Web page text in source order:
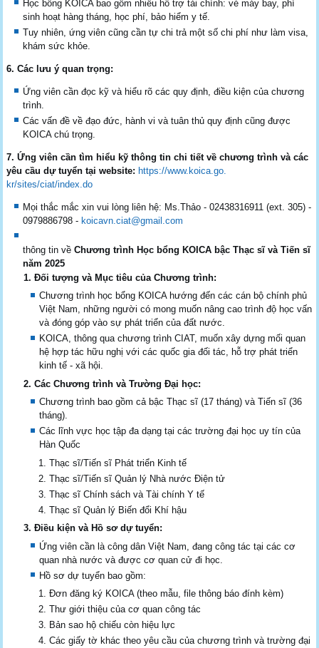
Học bổng KOICA bao gồm nhiều hỗ trợ tài chính: vé máy bay, phí
sinh hoạt hàng tháng, học phí, bảo hiểm y tế.
Tuy nhiên, ứng viên cũng cần tự chi trả một số chi phí như làm visa,
khám sức khỏe.
6. Các lưu ý quan trọng:
Ứng viên cần đọc kỹ và hiểu rõ các quy định, điều kiện của chương
trình.
Các vấn đề về đạo đức, hành vi và tuân thủ quy định cũng được
KOICA chú trọng.
7. Ứng viên cần tìm hiểu kỹ thông tin chi tiết về chương trình và các
yêu cầu dự tuyển tại website: https://www.koica.go.
kr/sites/ciat/index.do
Mọi thắc mắc xin vui lòng liên hệ: Ms.Thảo - 02438316911 (ext. 305) -
0979886798 - koicavn.ciat@gmail.com
thông tin vềChương trình Học bổng KOICA bậc Thạc sĩ và Tiến sĩ
năm 2025
1. Đối tượng và Mục tiêu của Chương trình:
Chương trình học bổng KOICA hướng đến các cán bộ chính phủ
Việt Nam, những người có mong muốn nâng cao trình độ học vấn
và đóng góp vào sự phát triển của đất nước.
KOICA, thông qua chương trình CIAT, muốn xây dựng mối quan
hệ hợp tác hữu nghị với các quốc gia đối tác, hỗ trợ phát triển
kinh tế - xã hội.
2. Các Chương trình và Trường Đại học:
Chương trình bao gồm cả bậc Thạc sĩ (17 tháng) và Tiến sĩ (36
tháng).
Các lĩnh vực học tập đa dạng tại các trường đại học uy tín của
Hàn Quốc
Thạc sĩ/Tiến sĩ Phát triển Kinh tế
Thạc sĩ/Tiến sĩ Quản lý Nhà nước Điện tử
Thạc sĩ Chính sách và Tài chính Y tế
Thạc sĩ Quản lý Biến đổi Khí hậu
3. Điều kiện và Hồ sơ dự tuyển:
Ứng viên cần là công dân Việt Nam, đang công tác tại các cơ
quan nhà nước và được cơ quan cử đi học.
Hồ sơ dự tuyển bao gồm:
Đơn đăng ký KOICA (theo mẫu, file thông báo đính kèm)
Thư giới thiệu của cơ quan công tác
Bản sao hộ chiếu còn hiệu lực
Các giấy tờ khác theo yêu cầu của chương trình và trường đại